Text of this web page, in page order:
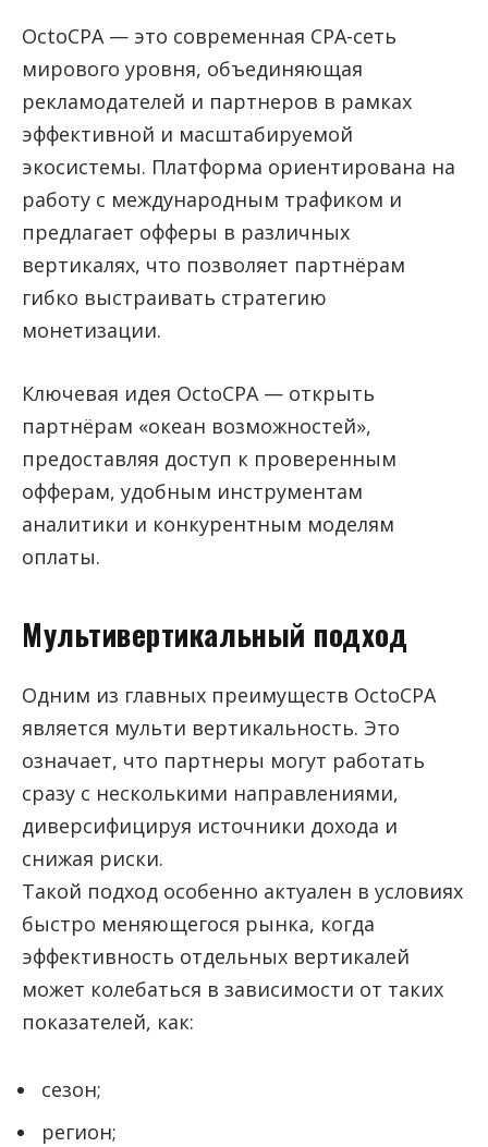
OctoCPA — это современная CPA-сеть
мирового уровня, объединяющая
рекламодателей и партнеров в рамках
эффективной и масштабируемой
экосистемы. Платформа ориентирована на
работу с международным трафиком и
предлагает офферы в различных
вертикалях, что позволяет партнёрам
гибко выстраивать стратегию
монетизации.
Ключевая идея OctoCPA — открыть
партнёрам «океан возможностей»,
предоставляя доступ к проверенным
офферам, удобным инструментам
аналитики и конкурентным моделям
оплаты.
Мультивертикальный подход
Одним из главных преимуществ OctoCPA
является мульти вертикальность. Это
означает, что партнеры могут работать
сразу с несколькими направлениями,
диверсифицируя источники дохода и
снижая риски.
Такой подход особенно актуален в условиях
быстро меняющегося рынка, когда
эффективность отдельных вертикалей
может колебаться в зависимости от таких
показателей, как:
сезон;
регион;